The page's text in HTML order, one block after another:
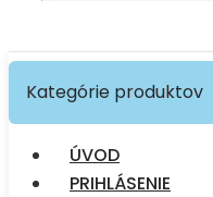
Kategórie produktov
ÚVOD
PRIHLÁSENIE